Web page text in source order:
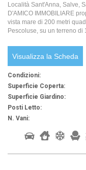
Località Sant'Anna, Salve,
D'AMICO IMMOBILIARE
vista mare di 200 metri
Pescoluse, su un terreno di
Visualizza la Scheda
Condizioni:
Superficie Coperta:
Superficie Giardino:
Posti Letto:
N. Vani: